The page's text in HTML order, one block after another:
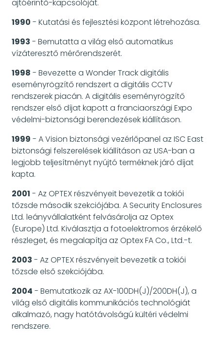
ajtóérintő-kapcsolóját.
1990 - Kutatási és fejlesztési központ létrehozása.
1993 - Bemutatta a világ első automatikus
vízáteresztő mérőrendszerét.
1998 - Bevezette a Wonder Track digitális
eseményrögzítő rendszert a digitális CCTV
rendszerek piacán. A digitális eseményrögzítő
rendszer első díjat kapott a franciaországi Expo
védelmi-biztonsági berendezések kiállításon.
1999 - A Vision biztonsági vezérlőpanel az ISC East
biztonsági felszerelések kiállításon az USA-ban a
legjobb teljesítményt nyújtó terméknek járó díjat
kapta.
2001 - Az OPTEX részvényeit bevezetik a tokiói
tőzsde második szekciójába. A Security Enclosures
Ltd. leányvállalatként felvásárolja az Optex
(Europe) Ltd. Kiválasztja a fotoelektromos érzékelő
részleget, és megalapítja az Optex FA Co., Ltd.-t.
2003 - Az OPTEX részvényeit bevezetik a tokiói
tőzsde első szekciójába.
2004 - Bemutatkozik az AX-100DH(J)/200DH(J), a
világ első digitális kommunikációs technológiát
alkalmazó, nagy hatótávolságú kültéri védelmi
rendszere.